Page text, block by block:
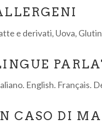
e derivati, Uova,
English. Français.
CASO DI